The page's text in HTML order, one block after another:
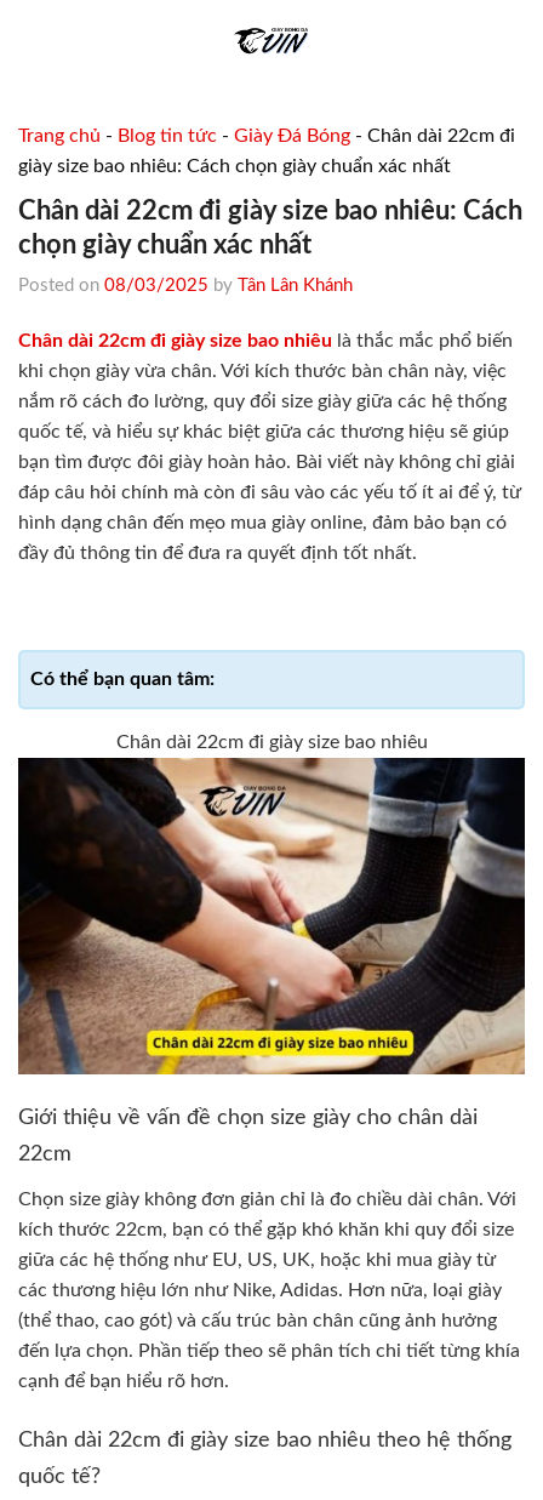
Trang chủ - Blog tin tức - Giày Đá Bóng - Chân dài 22cm đi
giày size bao nhiêu: Cách chọn giày chuẩn xác nhất
Chân dài 22cm đi giày size bao nhiêu: Cách
chọn giày chuẩn xác nhất
Posted on 08/03/2025 by Tân Lân Khánh
Chân dài 22cm đi giày size bao nhiêu là thắc mắc phổ biến
khi chọn giày vừa chân. Với kích thước bàn chân này, việc
nắm rõ cách đo lường, quy đổi size giày giữa các hệ thống
quốc tế, và hiểu sự khác biệt giữa các thương hiệu sẽ giúp
bạn tìm được đôi giày hoàn hảo. Bài viết này không chỉ giải
đáp câu hỏi chính mà còn đi sâu vào các yếu tố ít ai để ý, từ
hình dạng chân đến mẹo mua giày online, đảm bảo bạn có
đầy đủ thông tin để đưa ra quyết định tốt nhất.
Chân dài 22cm đi giày size bao nhiêu
Giới thiệu về vấn đề chọn size giày cho chân dài
22cm
Chọn size giày không đơn giản chỉ là đo chiều dài chân. Với
kích thước 22cm, bạn có thể gặp khó khăn khi quy đổi size
giữa các hệ thống như EU, US, UK, hoặc khi mua giày từ
các thương hiệu lớn như Nike, Adidas. Hơn nữa, loại giày
(thể thao, cao gót) và cấu trúc bàn chân cũng ảnh hưởng
đến lựa chọn. Phần tiếp theo sẽ phân tích chi tiết từng khía
cạnh để bạn hiểu rõ hơn.
Chân dài 22cm đi giày size bao nhiêu theo hệ thống
quốc tế?